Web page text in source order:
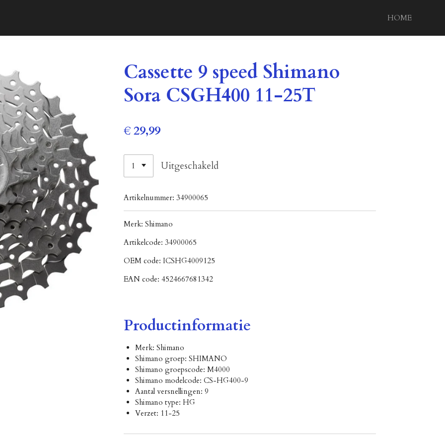
HOME
Cassette 9 speed Shimano
Sora CSGH400 11-25T
€ 29,99
Uitgeschakeld
Artikelnummer: 34900065
Merk: Shimano
Artikelcode: 34900065
OEM code: ICSHG4009125
EAN code: 4524667681342
Productinformatie
Merk: Shimano
Shimano groep: SHIMANO
Shimano groepscode: M4000
Shimano modelcode: CS-HG400-9
Aantal versnellingen: 9
Shimano type: HG
Verzet: 11-25